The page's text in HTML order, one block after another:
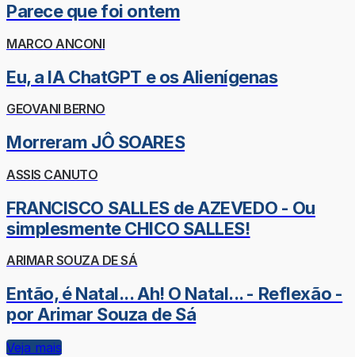
Parece que foi ontem
MARCO ANCONI
Eu, a IA ChatGPT e os Alienígenas
GEOVANI BERNO
Morreram JÔ SOARES
ASSIS CANUTO
FRANCISCO SALLES de AZEVEDO - Ou
simplesmente CHICO SALLES!
ARIMAR SOUZA DE SÁ
Então, é Natal... Ah! O Natal... - Reflexão -
por Arimar Souza de Sá
Veja mais